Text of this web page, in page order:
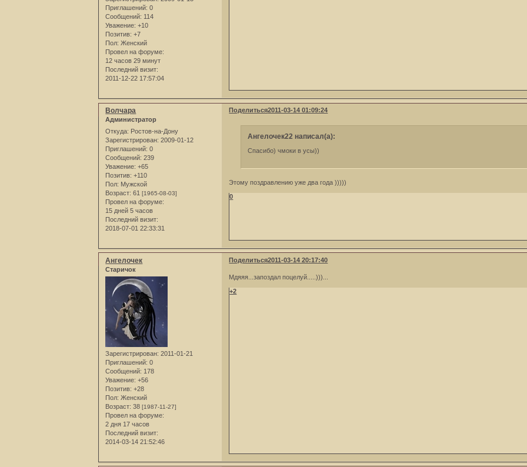
Приглашений: 0
Сообщений: 114
Уважение: +10
Позитив: +7
Пол: Женский
Провел на форуме:
12 часов 29 минут
Последний визит:
2011-12-22 17:57:04
Поделиться2011-03-14 01:09:24
Волчара
Администратор
Откуда: Ростов-на-Дону
Зарегистрирован: 2009-01-12
Приглашений: 0
Сообщений: 239
Уважение: +65
Позитив: +110
Пол: Мужской
Возраст: 61[1965-08-03]
Провел на форуме:
15 дней 5 часов
Последний визит:
2018-07-01 22:33:31
Ангелочек22 написал(а):
Спасибо) чмоки в усы))
Этому поздравлению уже два года )))))
0
Поделиться2011-03-14 20:17:40
Ангелочек
Старичок
Зарегистрирован: 2011-01-21
Приглашений: 0
Сообщений: 178
Уважение: +56
Позитив: +28
Пол: Женский
Возраст: 38[1987-11-27]
Провел на форуме:
2 дня 17 часов
Последний визит:
2014-03-14 21:52:46
Мдяяя...запоздал поцелуй.....)))...
+2